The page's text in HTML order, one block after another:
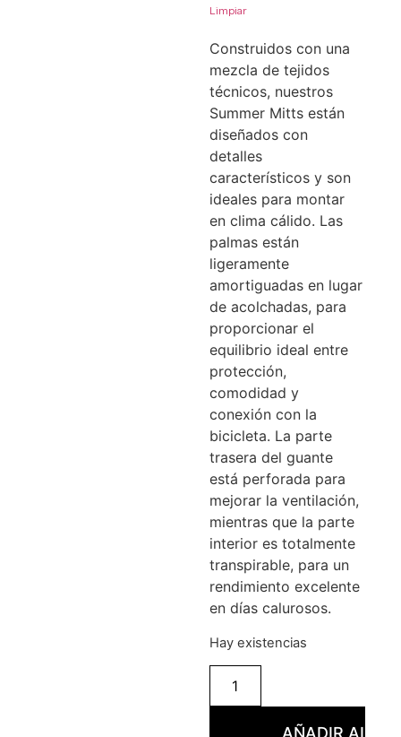
Limpiar
Construidos con una
mezcla de tejidos
técnicos, nuestros
Summer Mitts están
diseñados con
detalles
característicos y son
ideales para montar
en clima cálido. Las
palmas están
ligeramente
amortiguadas en lugar
de acolchadas, para
proporcionar el
equilibrio ideal entre
protección,
comodidad y
conexión con la
bicicleta. La parte
trasera del guante
está perforada para
mejorar la ventilación,
mientras que la parte
interior es totalmente
transpirable, para un
rendimiento excelente
en días calurosos.
Hay existencias
AÑADIR AL